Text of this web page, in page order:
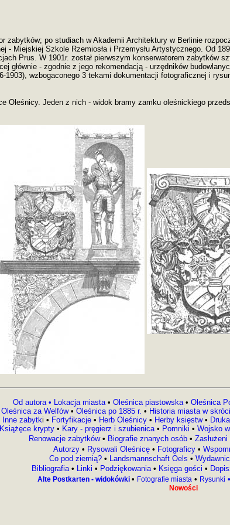
zabytków; po studiach w Akademii Architektury w Berlinie
- Miejskiej Szkole Rzemiosła i Przemysłu Artystycznego. Od
Prus. W 1901r. został pierwszym konserwatorem
głównie - zgodnie z jego rekomendacją - urzędników
1903), wzbogaconego 3 tekami dokumentacji fotograficznej i
Oleśnicy. Jeden z nich - widok bramy zamku oleśnickiego
Od autora • Lokacja miasta • Oleśnica piastowska• Oleśnica
Oleśnica za Welfów• Oleśnica po 1885 r. • Historia miasta w
Inne zabytki • Fortyfikacje • Herb Oleśnicy • Herby księstw •
Książęce krypty • Kary - pręgierz i szubienica • Pomniki • Wojsko
Renowacje zabytków • Biografie znanych osób •
Autorzy • Rysowali Oleśnicę • Fotograficy •
Co pod ziemią? • Landsmannschaft Oels •
Bibliografia • Linki • Podziękowania • Księga gości •
Alte Postkarten - widokówki • Fotografie miasta• Rysunki •
Nowości